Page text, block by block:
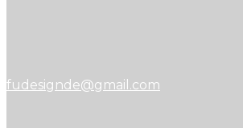
fudesignde@gmail.com